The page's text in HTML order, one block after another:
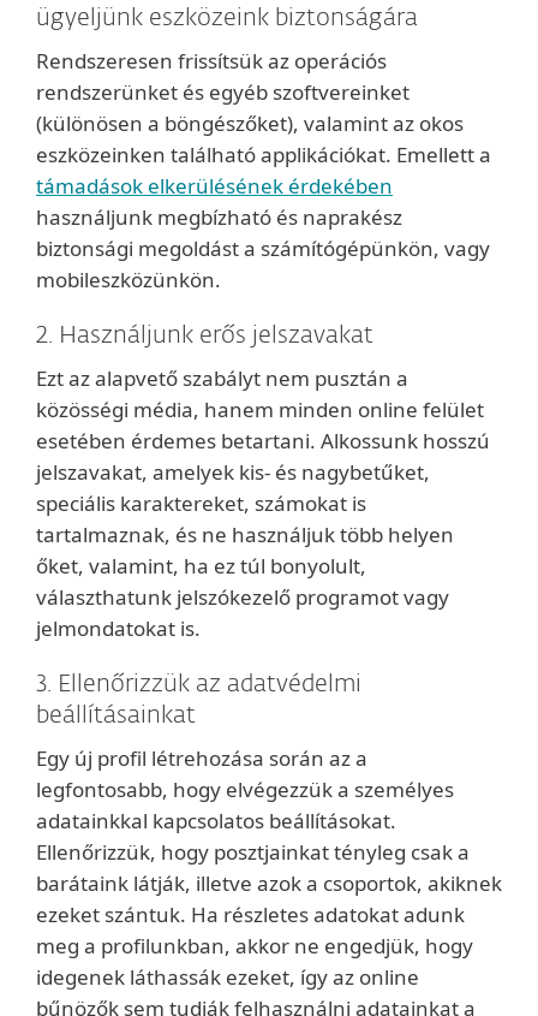
ügyeljünk eszközeink biztonságára
Rendszeresen frissítsük az operációs
rendszerünket és egyéb szoftvereinket
(különösen a böngészőket), valamint az okos
eszközeinken található applikációkat. Emellett a
támadások elkerülésének érdekében
használjunk megbízható és naprakész
biztonsági megoldást a számítógépünkön, vagy
mobileszközünkön.
2. Használjunk erős jelszavakat
Ezt az alapvető szabályt nem pusztán a
közösségi média, hanem minden online felület
esetében érdemes betartani. Alkossunk hosszú
jelszavakat, amelyek kis- és nagybetűket,
speciális karaktereket, számokat is
tartalmaznak, és ne használjuk több helyen
őket, valamint, ha ez túl bonyolult,
választhatunk jelszókezelő programot vagy
jelmondatokat is.
3. Ellenőrizzük az adatvédelmi
beállításainkat
Egy új profil létrehozása során az a
legfontosabb, hogy elvégezzük a személyes
adatainkkal kapcsolatos beállításokat.
Ellenőrizzük, hogy posztjainkat tényleg csak a
barátaink látják, illetve azok a csoportok, akiknek
ezeket szántuk. Ha részletes adatokat adunk
meg a profilunkban, akkor ne engedjük, hogy
idegenek láthassák ezeket, így az online
bűnözők sem tudják felhasználni adatainkat a